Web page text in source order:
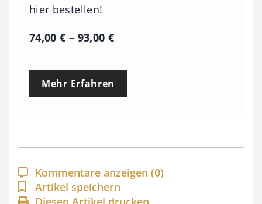
hier bestellen!
74,00€ – 93,00 €P
e
p
a
n
Mehr Erfahren
Kommentare anzeigen (0)
Artikel speichern